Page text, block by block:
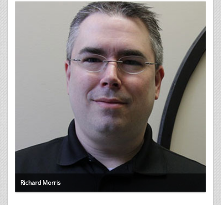
Richard Morris